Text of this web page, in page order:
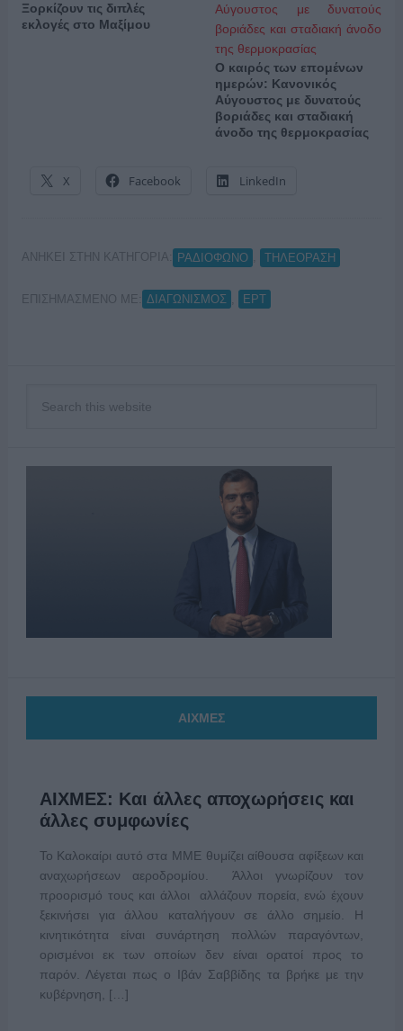
Ξορκίζουν τις διπλές
εκλογές στο Μαξίμου
Ο καιρός των επομένων
ημερών: Κανονικός
Αύγουστος με δυνατούς
βοριάδες και σταδιακή
άνοδο της θερμοκρασίας
X Facebook LinkedIn
ΑΝΗΚΕΙ ΣΤΗΝ ΚΑΤΗΓΟΡΙΑ: ΡΑΔΙΟΦΩΝΟ ΤΗΛΕΟΡΑΣΗ
ΕΠΙΣΗΜΑΣΜΕΝΟ ΜΕ: ΔΙΑΓΩΝΙΣΜΟΣ ΕΡΤ
ΑΙΧΜΕΣ
ΑΙΧΜΕΣ: Και άλλες αποχωρήσεις και
άλλες συμφωνίες
Το Καλοκαίρι αυτό στα ΜΜΕ θυμίζει αίθουσα αφίξεων και
αναχωρήσεων αεροδρομίου. Άλλοι γνωρίζουν τον
προορισμό τους και άλλοι αλλάζουν πορεία, ενώ έχουν
ξεκινήσει για άλλου καταλήγουν σε άλλο σημείο. Η
κινητικότητα είναι συνάρτηση πολλών παραγόντων,
ορισμένοι εκ των οποίων δεν είναι ορατοί προς το
παρόν. Λέγεται πως ο Ιβάν Σαββίδης τα βρήκε με την
κυβέρνηση, […]